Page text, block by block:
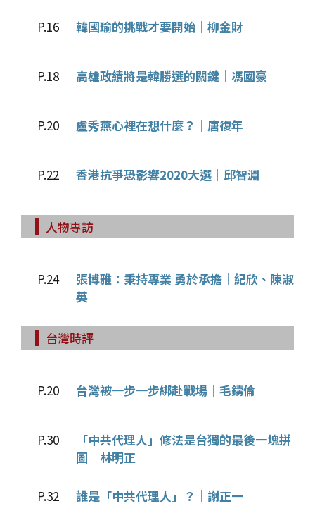
P.16 韓國瑜的挑戰才要開始│柳金財
P.18 高雄政績將是韓勝選的關鍵│馮國豪
P.20 盧秀燕心裡在想什麼？│唐復年
P.22 香港抗爭恐影響2020大選│邱智淵
人物專訪
P.24
張博雅：秉持專業 勇於承擔│紀欣、陳淑
英
台灣時評
P.20 台灣被一步一步綁赴戰場│毛鑄倫
P.30
「中共代理人」修法是台獨的最後一塊拼
圖│林明正
P.32 誰是「中共代理人」？│謝正一